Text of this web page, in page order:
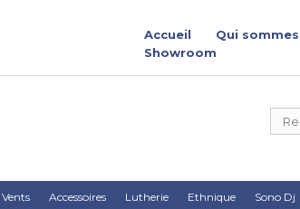
Accueil Qui
Showroom
Vents Accessoires Lutherie Ethnique Sono Dj